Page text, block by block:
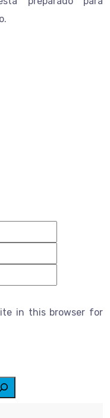
in this browser for